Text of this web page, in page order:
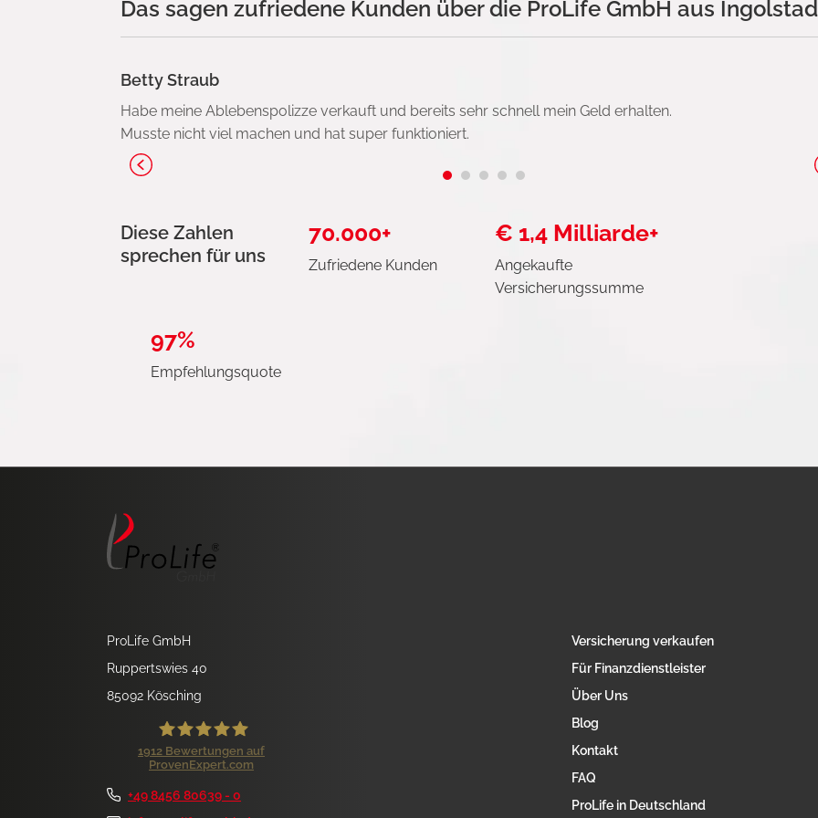
Das sagen zufriedene Kunden über die ProLife GmbH aus
Betty Straub
Habe meine Ablebenspolizze verkauft und bereits sehr schnell mein Geld erhalten.
Musste nicht viel machen und hat super funktioniert.
Diese Zahlen
sprechen für uns
70.000+
Zufriedene Kunden
€ 1,4 Milliarde+
Angekaufte
Versicherungssumme
97%
Empfehlungsquote
ProLife GmbH
Ruppertswies 40
85092 Kösching
1912 Bewertungen auf
ProvenExpert.com
+49 8456 80639 - 0
Versicherung verkaufen
Für Finanzdienstleister
Über Uns
Blog
Kontakt
FAQ
ProLife in Deutschland